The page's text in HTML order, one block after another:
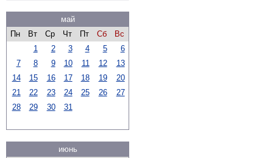
май
Пн
Вт Ср Чт Пт Сб
Вс
1
2 3 4 5
6
7
8 9 10 11 12
13
14
15 16 17 18 19
20
21
22 23 24 25 26
27
28
29 30 31
июнь